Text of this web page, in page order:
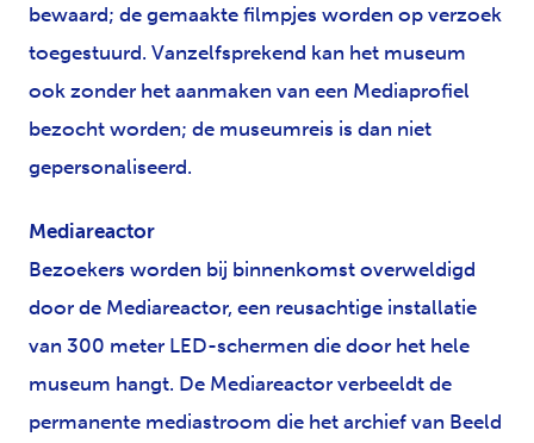
bewaard; de gemaakte filmpjes worden op verzoek
toegestuurd. Vanzelfsprekend kan het museum
ook zonder het aanmaken van een Mediaprofiel
bezocht worden; de museumreis is dan niet
gepersonaliseerd.
Mediareactor
Bezoekers worden bij binnenkomst overweldigd
door de Mediareactor, een reusachtige installatie
van 300 meter LED-schermen die door het hele
museum hangt. De Mediareactor verbeeldt de
permanente mediastroom die het archief van Beeld